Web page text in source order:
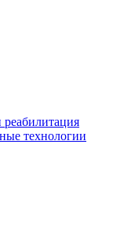
технологии